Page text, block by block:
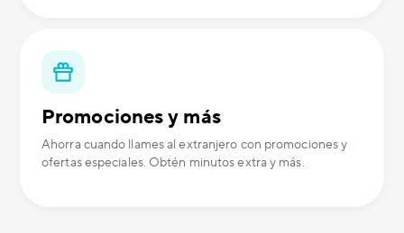
Promociones y más
Ahorra cuando llames al extranjero con promociones y
ofertas especiales. Obtén minutos extra y más.